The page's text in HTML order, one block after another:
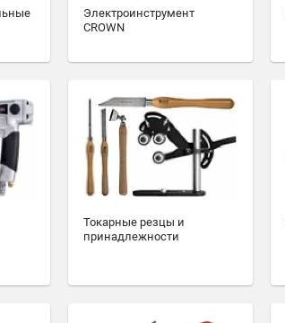
Электроинструмент
CROWN
Токарные резцы и
принадлежности